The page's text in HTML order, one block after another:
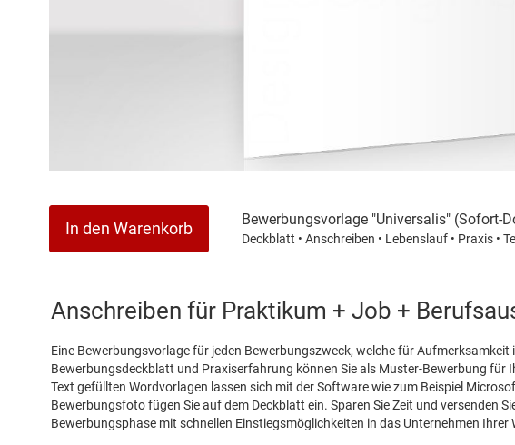
Bildergalerie
springen
In den Warenkorb Bewerbungsvorlage "Universalis" (Sofort-
Deckblatt • Anschreiben • Lebenslauf • Praxis •
Anschreiben für Praktikum + Job +
Eine Bewerbungsvorlage für jeden Bewerbungszweck, welche für
Bewerbungsdeckblatt und Praxiserfahrung können Sie als Muster-Bewerbung
Text gefüllten Wordvorlagen lassen sich mit der Software wie zum Beispiel
Bewerbungsfoto fügen Sie auf dem Deckblatt ein. Sparen Sie Zeit und versenden
Bewerbungsphase mit schnellen Einstiegsmöglichkeiten in das Unternehmen Ihrer